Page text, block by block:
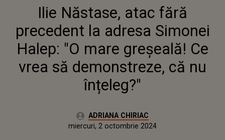
ADRESA SIMONEI HALEP: "O MARE
GREȘEALĂ! CE VREA SĂ DEMONSTREZE, CĂ
NU ÎNȚELEG?"
Ilie Năstase, atac fără
precedent la adresa Simonei
Halep: "O mare greșeală! Ce
vrea să demonstreze, că nu
înțeleg?"
Autor:ADRIANA CHIRIAC
miercuri, 2 octombrie 2024
Actualizat:
miercuri, 2 octombrie 2024